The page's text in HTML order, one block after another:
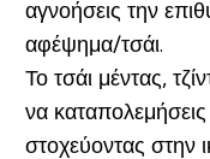
αγνοήσεις την
αφέψημα/τσάι.
Το τσάι μέντας,
να καταπολεμήσεις
στοχεύοντας στην